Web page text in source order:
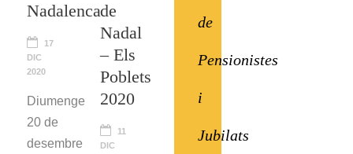
Nadalenca
17
DIC
2020
Diumenge
20 de
desembre
de
Nadal
– Els
Poblets
2020
11
DIC
de
Pensionistes
i
Jubilats